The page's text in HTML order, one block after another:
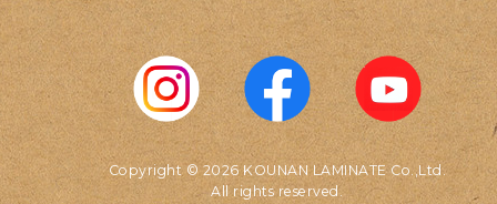
Copyright © 2026 KOUNAN LAMINATE Co.,Ltd.
All rights reserved.